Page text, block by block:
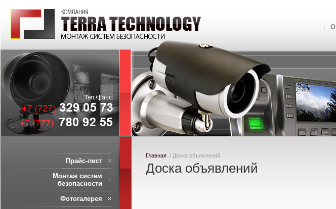
О
Главная / Доска объявлений
Доска объявлений
Прайс-лист
Монтаж систем
безопасности
Фотогалерея